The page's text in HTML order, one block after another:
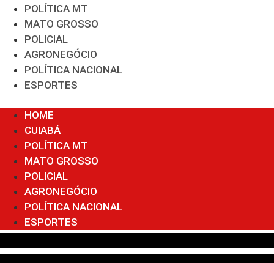
POLÍTICA MT
MATO GROSSO
POLICIAL
AGRONEGÓCIO
POLÍTICA NACIONAL
ESPORTES
HOME
CUIABÁ
POLÍTICA MT
MATO GROSSO
POLICIAL
AGRONEGÓCIO
POLÍTICA NACIONAL
ESPORTES